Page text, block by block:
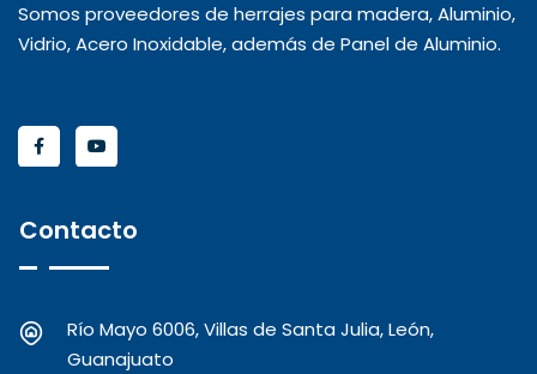
Somos proveedores de herrajes para madera, Aluminio,
Vidrio, Acero Inoxidable, además de Panel de Aluminio.
Contacto
Río Mayo 6006, Villas de Santa Julia, León,
Guanajuato